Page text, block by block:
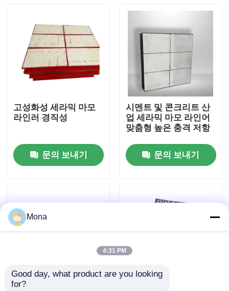
제품 소개
동영상
공장 투어
품질 관리
뉴스
알루미나 세라믹 라이너
고성화성 세라믹 마모
라인러 경직성
문의 보내기
시멘트 및 콘크리트 산
업 세라믹 마모 라인어
맞춤형 높은 충격 저항
문의 보내기
향상 된 성능과 내구성
Mona
4:31 PM
Good day, what product are you looking
for?